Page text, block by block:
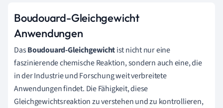
Boudouard-Gleichgewicht
Anwendungen
DasBoudouard-Gleichgewichtist nicht nur eine
faszinierende chemische Reaktion, sondern auch eine, die
in der Industrie und Forschung weit verbreitete
Anwendungen findet. Die Fähigkeit, diese
Gleichgewichtsreaktion zu verstehen und zu kontrollieren,